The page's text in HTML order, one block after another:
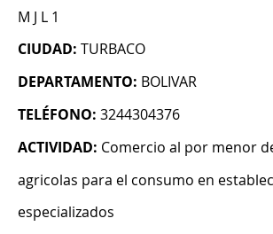
M J L 1
CIUDAD: TURBACO
DEPARTAMENTO: BOLIVAR
TELÉFONO: 3244304376
ACTIVIDAD: Comercio al por menor
agricolas para el consumo en
especializados